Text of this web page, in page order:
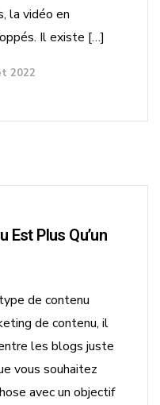
la vidéo en
Il existe […]
2022
Est Plus Qu’un
de contenu
de contenu, il
les blogs juste
vous souhaitez
avec un objectif